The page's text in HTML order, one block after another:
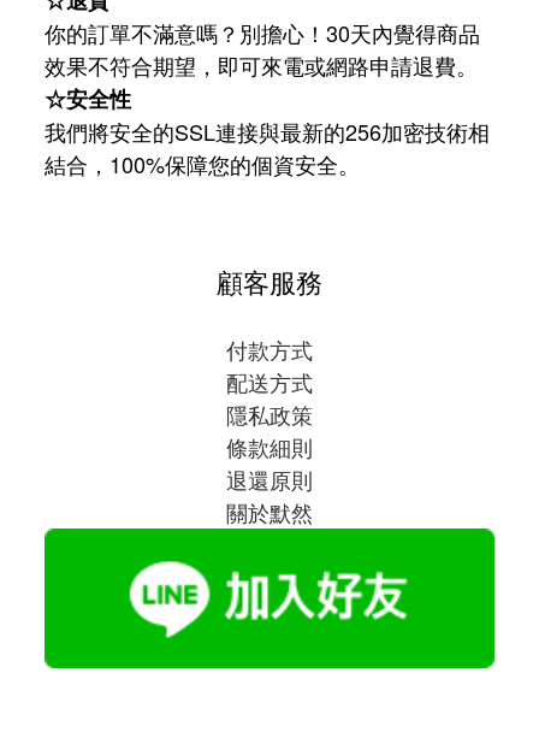
你的訂單不滿意嗎？別擔心！30天內覺得商品
效果不符合期望，即可來電或網路申請退費。
☆安全性
我們將安全的SSL連接與最新的256加密技術相
結合，100%保障您的個資安全。
顧客服務
付款方式
配送方式
隱私政策
條款細則
退還原則
關於默然